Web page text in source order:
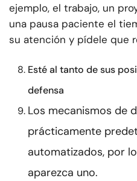
ejemplo, el trabajo, un
una pausa paciente el
su atención y pídele que
Esté al tanto de sus
defensa
Los mecanismos de
prácticamente
automatizados, por
aparezca uno.